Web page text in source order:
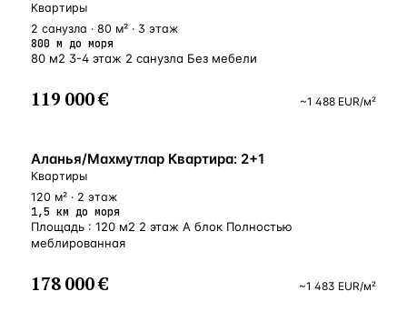
Квартиры
2 санузла · 80 м² · 3 этаж
800 м до моря
80 м2 3-4 этаж 2 санузла Без мебели
119 000 € ~1 488 EUR/м²
БЛИЗКО К МОРЮ
Аланья/Махмутлар Квартира: 2+1
Квартиры
120 м² · 2 этаж
1,5 км до моря
Площадь : 120 м2 2 этаж А блок Полностью
меблированная
178 000 € ~1 483 EUR/м²